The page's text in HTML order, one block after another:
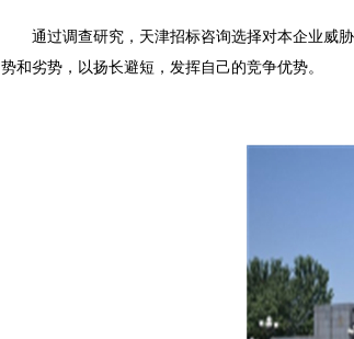
通过调查研究，天津招标咨询选择对本企业威胁
势和劣势，以扬长避短，发挥自己的竞争优势。